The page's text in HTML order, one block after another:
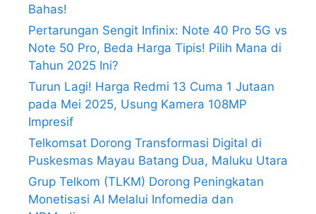
Bahas!
Pertarungan Sengit Infinix: Note 40 Pro 5G vs
Note 50 Pro, Beda Harga Tipis! Pilih Mana di
Tahun 2025 Ini?
Turun Lagi! Harga Redmi 13 Cuma 1 Jutaan
pada Mei 2025, Usung Kamera 108MP
Impresif
Telkomsat Dorong Transformasi Digital di
Puskesmas Mayau Batang Dua, Maluku Utara
Grup Telkom (TLKM) Dorong Peningkatan
Monetisasi AI Melalui Infomedia dan